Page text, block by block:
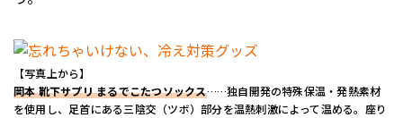
【写真上から】
岡本 靴下サプリ まるでこたつソックス……独自開発の特殊保温・発熱素材
を使用し、足首にある三陰交（ツボ）部分を温熱刺激によって温める。座り